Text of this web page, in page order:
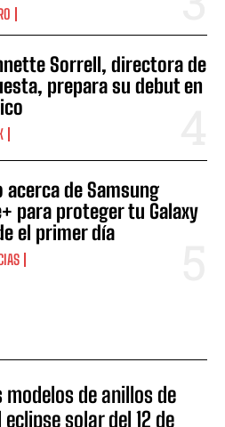
Sorrell, directora de
prepara su debut en
acerca de Samsung
para proteger tu Galaxy
el primer día
de anillos de
solar del 12 de